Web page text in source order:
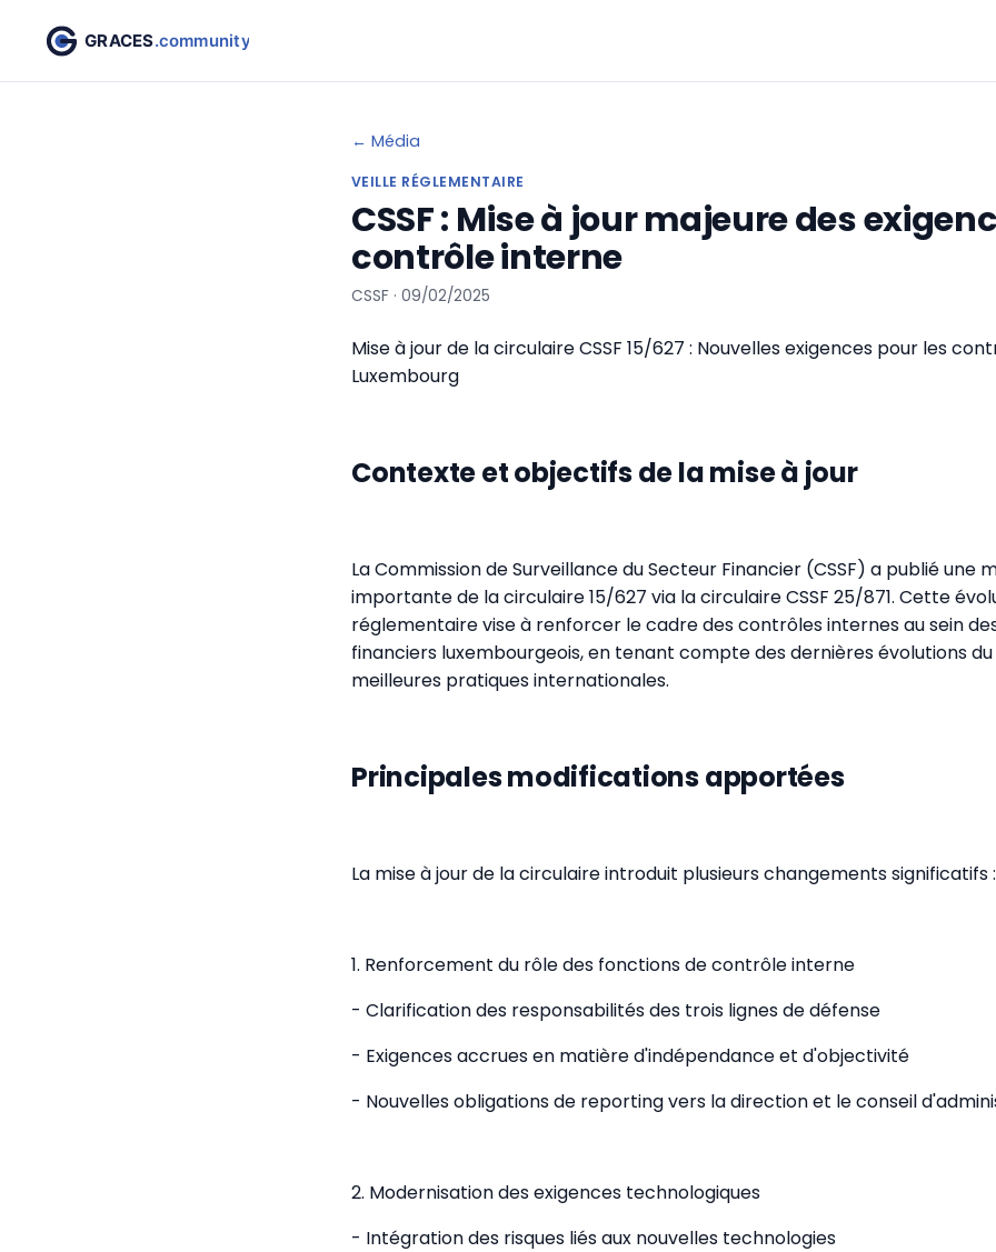
← Média
VEILLE RÉGLEMENTAIRE
CSSF : Mise à jour majeure des
contrôle interne
CSSF · 09/02/2025
Mise à jour de la circulaire CSSF 15/627 : Nouvelles exigences pour les
Luxembourg
Contexte et objectifs de la mise à jour
La Commission de Surveillance du Secteur Financier (CSSF) a publié une
importante de la circulaire 15/627 via la circulaire CSSF 25/871. Cette
réglementaire vise à renforcer le cadre des contrôles internes au sein
financiers luxembourgeois, en tenant compte des dernières évolutions
meilleures pratiques internationales.
Principales modifications apportées
La mise à jour de la circulaire introduit plusieurs changements significatifs :
1. Renforcement du rôle des fonctions de contrôle interne
- Clarification des responsabilités des trois lignes de défense
- Exigences accrues en matière d'indépendance et d'objectivité
- Nouvelles obligations de reporting vers la direction et le conseil
2. Modernisation des exigences technologiques
- Intégration des risques liés aux nouvelles technologies